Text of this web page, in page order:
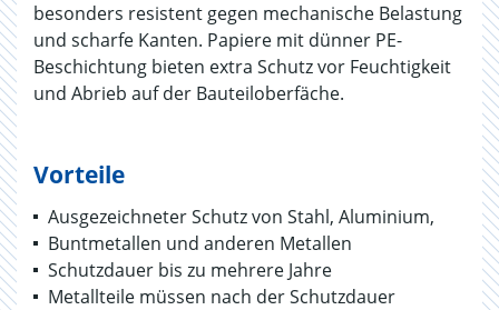
besonders resistent gegen mechanische Belastung
und scharfe Kanten. Papiere mit dünner PE-
Beschichtung bieten extra Schutz vor Feuchtigkeit
und Abrieb auf der Bauteiloberfäche.
Vorteile
Ausgezeichneter Schutz von Stahl, Aluminium,
Buntmetallen und anderen Metallen
Schutzdauer bis zu mehrere Jahre
Metallteile müssen nach der Schutzdauer